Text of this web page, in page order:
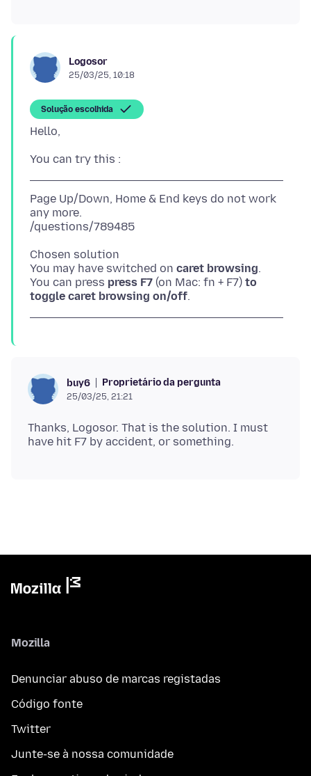
Logosor
25/03/25, 10:18
Solução escolhida
Page Up/Down, Home & End keys do not work
any more.
Chosen solution
You may have switched on caret browsing.
You can press press F7 (on Mac: fn + F7) to
toggle caret browsing on/off
buy6 Proprietário da pergunta
25/03/25, 21:21
Thanks, Logosor. That is the solution. I must
Mozilla
Denunciar abuso de marcas registadas
Código fonte
Twitter
Junte-se à nossa comunidade